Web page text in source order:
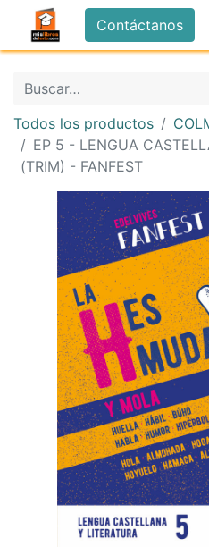
Contáctanos
Todos los productos
EP 5 - LENGUA
(TRIM) - FANFEST